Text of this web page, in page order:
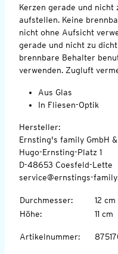
Kerzen gerade und nicht
aufstellen. Keine
nicht ohne Aufsicht
gerade und nicht zu
brennbare Behalter
verwenden. Zugluft
Aus Glas
In Fliesen-Optik
Hersteller:
Ernsting's family GmbH &
Hugo-Ernsting-Platz 1
D-48653 Coesfeld-Lette
service@ernstings-
Durchmesser:
12 cm
Höhe: 11 cm
Artikelnummer: